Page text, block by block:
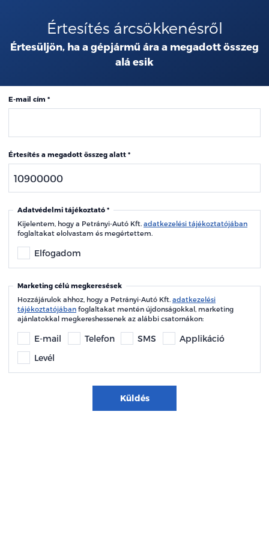
Értesítés árcsökkenésről
Értesüljön, ha a gépjármű ára a megadott összeg
alá esik
E-mail cím
Értesítés a megadott összeg alatt
Adatvédelmi tájékoztató
Kijelentem, hogy a Petrányi-Autó Kft. adatkezelési tájékoztatójában
foglaltakat elolvastam és megértettem.
Elfogadom
Marketing célú megkeresések
Hozzájárulok ahhoz, hogy a Petrányi-Autó Kft. adatkezelési
tájékoztatójában foglaltakat mentén újdonságokkal, marketing
ajánlatokkal megkereshessenek az alábbi csatornákon:
E-mail Telefon SMS
Applikáció
Levél
Küldés